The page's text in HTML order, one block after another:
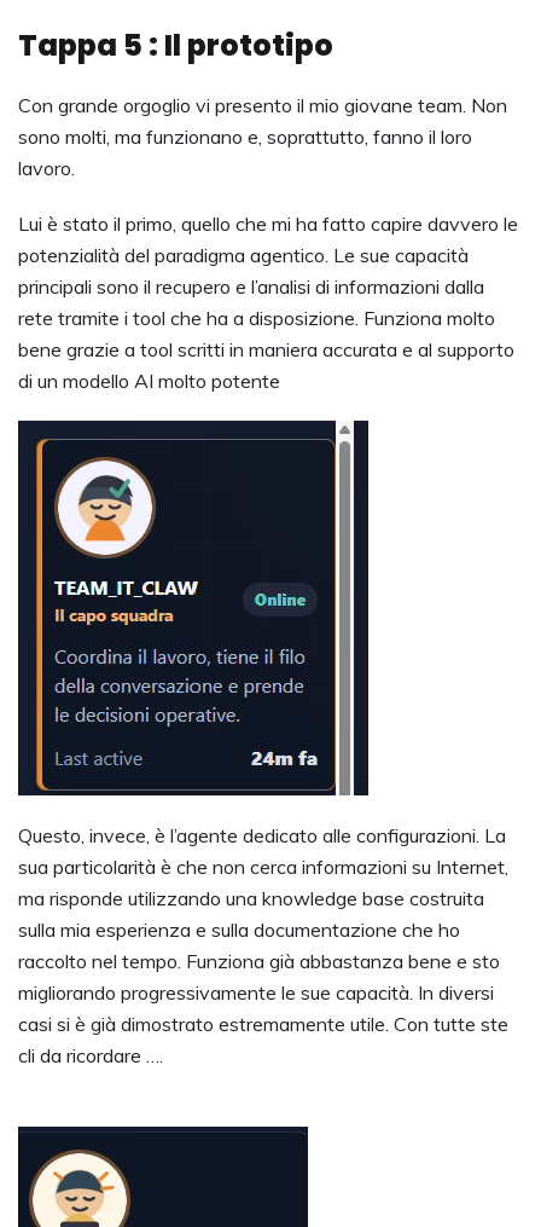
Tappa 5 : Il prototipo
Con grande orgoglio vi presento il mio giovane team. Non
sono molti, ma funzionano e, soprattutto, fanno il loro
lavoro.
Lui è stato il primo, quello che mi ha fatto capire davvero le
potenzialità del paradigma agentico. Le sue capacità
principali sono il recupero e l’analisi di informazioni dalla
rete tramite i tool che ha a disposizione. Funziona molto
bene grazie a tool scritti in maniera accurata e al supporto
di un modello AI molto potente
Questo, invece, è l’agente dedicato alle configurazioni. La
sua particolarità è che non cerca informazioni su Internet,
ma risponde utilizzando una knowledge base costruita
sulla mia esperienza e sulla documentazione che ho
raccolto nel tempo. Funziona già abbastanza bene e sto
migliorando progressivamente le sue capacità. In diversi
casi si è già dimostrato estremamente utile. Con tutte ste
cli da ricordare ….